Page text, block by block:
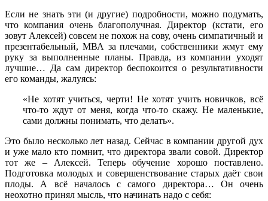
Если не знать эти (и другие) подробности, можно подумать,
что компания очень благополучная. Директор (кстати, его
зовут Алексей) совсем не похож на сову, очень симпатичный и
презентабельный, МВА за плечами, собственники жмут ему
руку за выполненные планы. Правда, из компании уходят
лучшие… Да сам директор беспокоится о результативности
его команды, жалуясь:
«Не хотят учиться, черти! Не хотят учить новичков, всё
что-то ждут от меня, когда что-то скажу. Не маленькие,
сами должны понимать, что делать».
Это было несколько лет назад. Сейчас в компании другой дух
и уже мало кто помнит, что директора звали совой. Директор
тот же – Алексей. Теперь обучение хорошо поставлено.
Подготовка молодых и совершенствование старых даёт свои
плоды. А всё началось с самого директора… Он очень
неохотно принял мысль, что начинать надо с себя: